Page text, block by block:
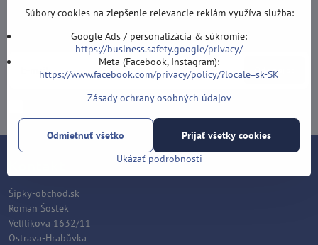
Newsletter
Odoberať naše novinky:
Odoberať
Chcem sa prihlásiť k odberu noviniek e-mailom
Šípky-obchod.sk
Roman Šostek
Velflíkova 1632/11
Ostrava-Hrabůvka
Súbory cookies na zlepšenie relevancie reklám využíva služba:
Google Ads / personalizácia & súkromie:
https://business.safety.google/privacy/
Meta (Facebook, Instagram):
https://www.facebook.com/privacy/policy/?locale=sk-SK
Zásady ochrany osobných údajov
Ukázať podrobnosti
Prijať všetky cookies
Odmietnuť všetko